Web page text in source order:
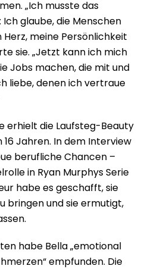
„Ich musste das
glaube, die Menschen
meine Persönlichkeit
sie. „Jetzt kann ich mich
Jobs machen, die mit und
liebe, denen ich vertraue
erhielt die Laufsteg-Beauty
Jahren. In dem Interview
berufliche Chancen –
in Ryan Murphys Serie
habe es geschafft, sie
bringen und sie ermutigt,
habe Bella „emotional
empfunden. Die